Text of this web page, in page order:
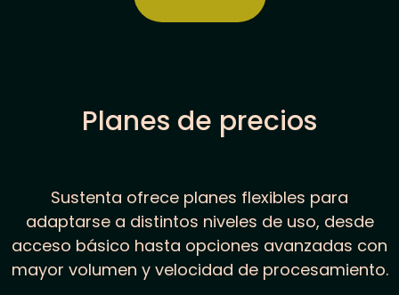
Planes de precios
Sustenta ofrece planes flexibles para
adaptarse a distintos niveles de uso, desde
acceso básico hasta opciones avanzadas con
mayor volumen y velocidad de procesamiento.